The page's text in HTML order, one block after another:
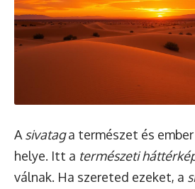
A sivataga természet és
helye. Itt a természeti
válnak. Ha szereted ezeket, a